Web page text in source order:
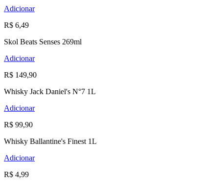
Adicionar
R$ 6,49
Skol Beats Senses 269ml
Adicionar
R$ 149,90
Whisky Jack Daniel's N°7 1L
Adicionar
R$ 99,90
Whisky Ballantine's Finest 1L
Adicionar
R$ 4,99